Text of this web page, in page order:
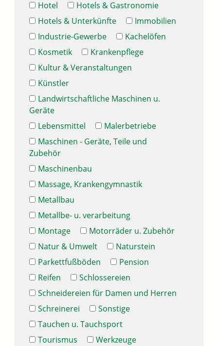
Hotel
Hotels & Gastronomie
Hotels & Unterkünfte
Immobilien
Industrie-Gewerbe
Kachelöfen
Kosmetik
Krankenpflege
Kultur & Veranstaltungen
Künstler
Landwirtschaftliche Maschinen u.
Geräte
Lebensmittel
Malerbetriebe
Maschinen - Geräte, Teile und
Zubehör
Maschinenbau
Massage, Krankengymnastik
Metallbau
Metallbe- u. verarbeitung
Montage
Motorräder u. Zubehör
Natur & Umwelt
Naturstein
Parkettfußböden
Pension
Reifen
Schlossereien
Schneidereien für Damen und Herren
Schreinerei
Sonstige
Tauchen u. Tauchsport
Tourismus
Werkzeuge